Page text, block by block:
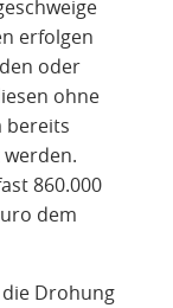
erfolgen
oder
ohne
bereits
860.000
dem
die Drohung